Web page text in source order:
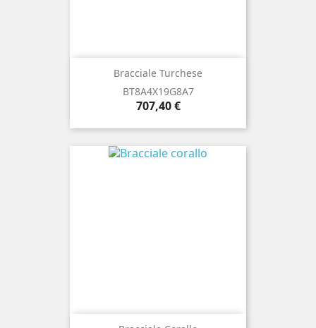
Bracciale Turchese
BT8A4X19G8A7
Prezzo
707,40 €